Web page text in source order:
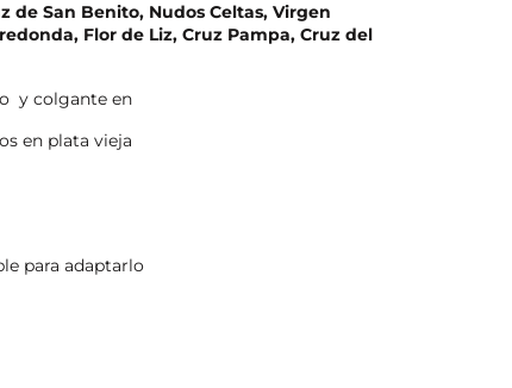
de San Benito, Nudos Celtas, Virgen
Flor de Liz, Cruz Pampa, Cruz del
y colgante en
en plata vieja
para adaptarlo